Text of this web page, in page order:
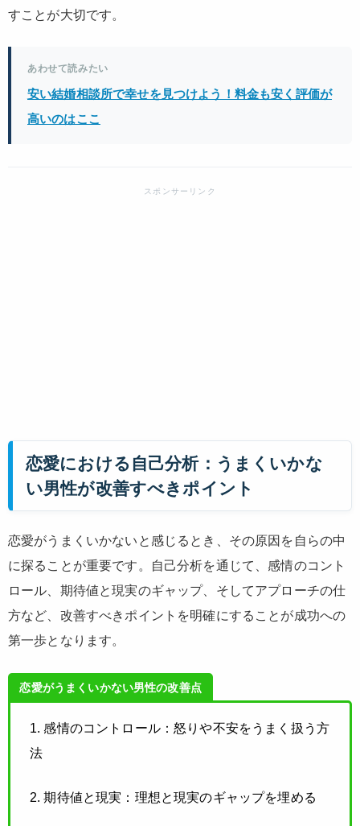
すことが大切です。
あわせて読みたい
安い結婚相談所で幸せを見つけよう！料金も安く評価が
高いのはここ
恋愛における自己分析：うまくいかな
い男性が改善すべきポイント
恋愛がうまくいかないと感じるとき、その原因を自らの中
に探ることが重要です。自己分析を通じて、感情のコント
ロール、期待値と現実のギャップ、そしてアプローチの仕
方など、改善すべきポイントを明確にすることが成功への
第一歩となります。
恋愛がうまくいかない男性の改善点
1. 感情のコントロール：怒りや不安をうまく扱う方
法
2. 期待値と現実：理想と現実のギャップを埋める